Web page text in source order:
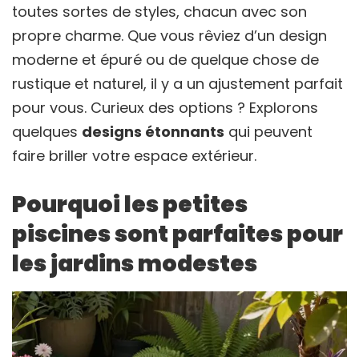
toutes sortes de styles, chacun avec son
propre charme. Que vous rêviez d’un design
moderne et épuré ou de quelque chose de
rustique et naturel, il y a un ajustement parfait
pour vous. Curieux des options ? Explorons
quelques designs étonnants qui peuvent
faire briller votre espace extérieur.
Pourquoi les petites
piscines sont parfaites pour
les jardins modestes